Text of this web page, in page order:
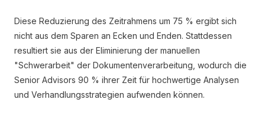
Diese Reduzierung des Zeitrahmens um 75 % ergibt sich
nicht aus dem Sparen an Ecken und Enden. Stattdessen
resultiert sie aus der Eliminierung der manuellen
"Schwerarbeit" der Dokumentenverarbeitung, wodurch die
Senior Advisors 90 % ihrer Zeit für hochwertige Analysen
und Verhandlungsstrategien aufwenden können.